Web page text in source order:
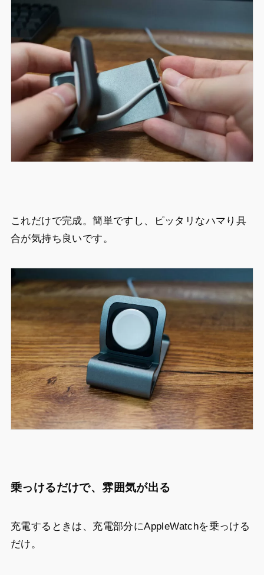
これだけで完成。簡単ですし、ピッタリなハマり具
合が気持ち良いです。
乗っけるだけで、雰囲気が出る
充電するときは、充電部分にAppleWatchを乗っける
だけ。